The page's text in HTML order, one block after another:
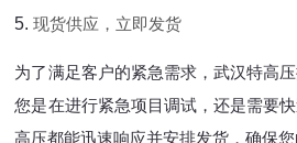
5.现货供应，立即发货
为了满足客户的紧急需求，武汉特高
您是在进行紧急项目调试，还是需要
高压都能迅速响应并安排发货，确保您